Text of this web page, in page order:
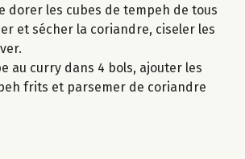
dorer les cubes de tempeh de tous
et sécher la coriandre, ciseler les
au curry dans 4 bols, ajouter les
frits et parsemer de coriandre